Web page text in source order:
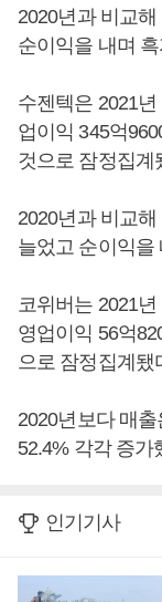
2020년과 비교
순이익을 내며
수젠텍은 2021
업이익 345억
것으로 잠정집계
2020년과 비교
늘었고 순이익을
코위버는 2021
영업이익 56억
으로 잠정집계됐
2020년보다 매
52.4% 각각 증가
인기기사